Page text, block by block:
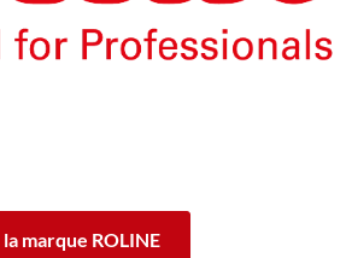
la marque ROLINE